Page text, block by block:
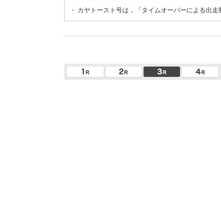
・ カヤトースト号は，「タイムオーバーによる出